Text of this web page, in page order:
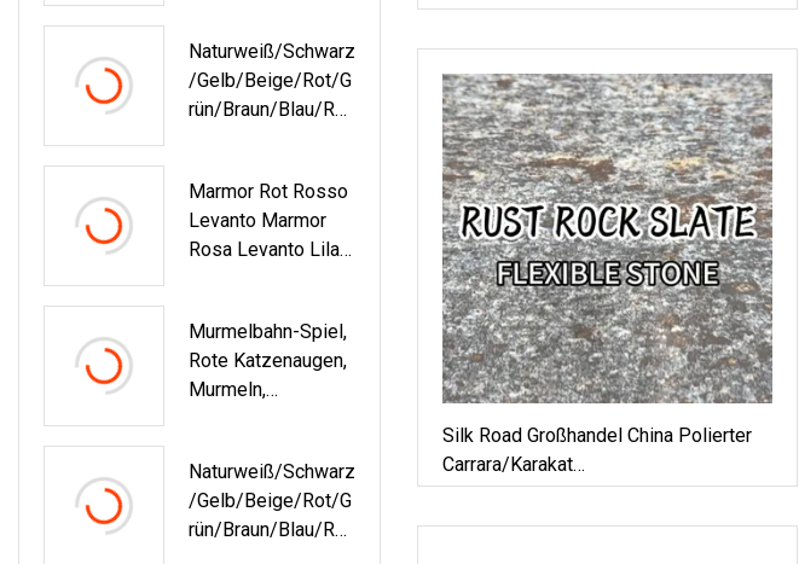
Adermarmor Für
Maßgeschneiderte
Platten-
Fliesen Zum Preis
Naturweiß/Schwarz
/Gelb/Beige/Rot/G
Rün/Braun/Blau/Ro
Ener Panda-
Marmor Für
Boden-/Wandplatte
Hdekoration
Marmor Rot Rosso
Levanto Marmor
Rosa Levanto Lila
Murmelbahn-Spiel,
Rote Katzenaugen,
Murmeln,
Naturweiß/Schwarz
/Gelb/Beige/Rot/G
Rün/Braun/Blau/Ro
Mm
Silk Road Großhandel China Polierter
Carrara/Karakat
Weiß/Schwarz/Grau/Gelb/Blau/Beige/Rot
Marmor/Granit Textur